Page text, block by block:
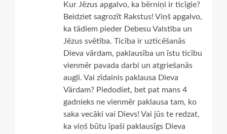
Kur Jēzus apgalvo, ka bērniņi ir ticīgie?
Beidziet sagrozīt Rakstus! Viņš apgalvo,
ka tādiem pieder Debesu Valstība un
Jēzus svētība. Ticība ir uzticēšanās
Dieva vārdam, paklausība un īstu ticību
vienmēr pavada darbi un atgriešanās
augļi. Vai zīdainis paklausa Dieva
Vārdam? Piedodiet, bet pat mans 4
gadnieks ne vienmēr paklausa tam, ko
saka vecāki vai Dievs! Vai jūs te redzat,
ka viņš būtu īpaši paklausīgs Dieva